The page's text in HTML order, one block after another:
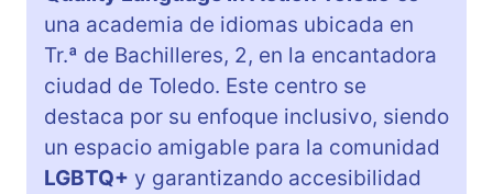
una academia de idiomas ubicada en
Tr.ª de Bachilleres, 2, en la encantadora
ciudad de Toledo. Este centro se
destaca por su enfoque inclusivo, siendo
un espacio amigable para la comunidad
LGBTQ+ y garantizando accesibilidad